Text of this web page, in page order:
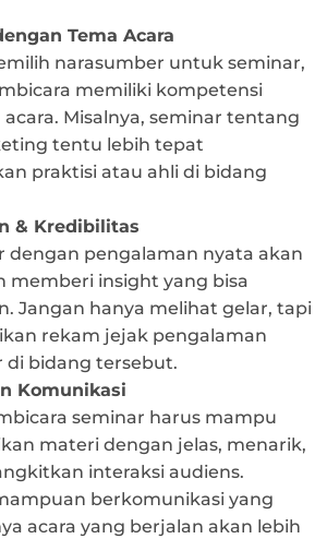
Tema Acara
narasumber untuk seminar,
memiliki kompetensi
acara. Misalnya, seminar tentang
tentu lebih tepat
praktisi atau ahli di bidang
& Kredibilitas
dengan pengalaman nyata akan
memberi insight yang bisa
Jangan hanya melihat gelar, tapi
rekam jejak pengalaman
di bidang tersebut.
Komunikasi
seminar harus mampu
materi dengan jelas, menarik,
interaksi audiens.
berkomunikasi yang
acara yang berjalan akan lebih